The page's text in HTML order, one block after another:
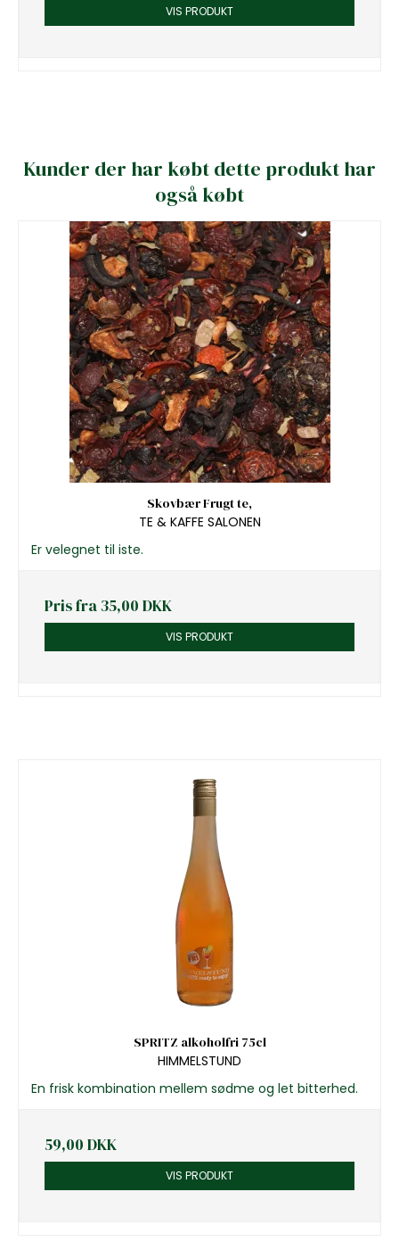
VIS PRODUKT
Kunder der har købt dette produkt har
også købt
Skovbær Frugt te,
TE & KAFFE SALONEN
Er velegnet til iste.
Pris fra35,00 DKK
VIS PRODUKT
SPRITZ alkoholfri 75cl
HIMMELSTUND
En frisk kombination mellem sødme og let bitterhed.
59,00 DKK
VIS PRODUKT